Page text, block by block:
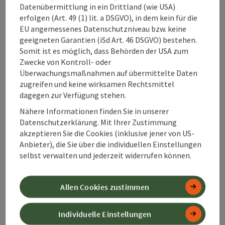
Buffet / Imbiss / Fastfood, Eisdiele / Eissalon,
Kaffeehaus / Café
Delikatessen & Küche aus Italien
Telefon
+43 660 2202811
Öffnungszeiten
MOMontag geöffnet
MIMittwoch geöffnet
FRFreitag geöffnet
SASamstag geöffnet
SOSonntag geöffnet
FEFeiertag geöffnet
©
Beitrag merken: Cafe Arkade
Cafe Arkade
Kaffeehaus / Café, Konditorei
Cafe und mehr...
Datenübermittlung in ein Drittland (wie USA)
erfolgen (Art. 49 (1) lit. a DSGVO), in dem kein für die
EU angemessenes Datenschutzniveau bzw. keine
geeigneten Garantien (iSd Art. 46 DSGVO) bestehen.
Somit ist es möglich, dass Behörden der USA zum
Zwecke von Kontroll- oder
Überwachungsmaßnahmen auf übermittelte Daten
zugreifen und keine wirksamen Rechtsmittel
dagegen zur Verfügung stehen.
Nähere Informationen finden Sie in unserer
Datenschutzerklärung. Mit Ihrer Zustimmung
akzeptieren Sie die Cookies (inklusive jener von US-
Anbieter), die Sie über die individuellen Einstellungen
selbst verwalten und jederzeit widerrufen können.
Individuelle Einstellungen
Allen Cookies zustimmen